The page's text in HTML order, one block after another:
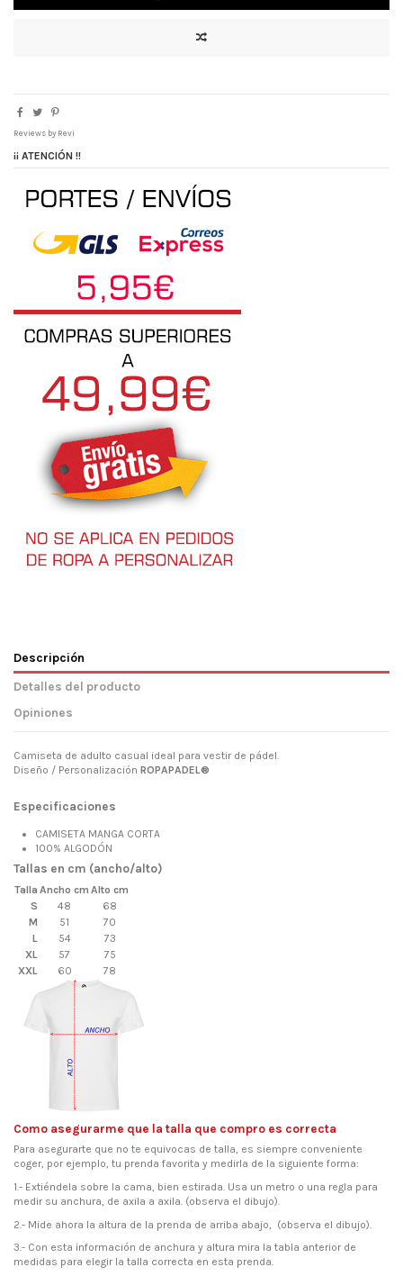
Reviews by Revi
¡¡ ATENCIÓN !!
Descripción
Detalles del producto
Opiniones
Camiseta de adulto casual ideal para vestir de pádel.
Diseño / Personalización ROPAPADEL®
Especificaciones
CAMISETA MANGA CORTA
100% ALGODÓN
Tallas en cm (ancho/alto)
Talla Ancho cm Alto cm
S
48
68
M
51
70
L
54
73
XL
57
75
XXL
60 78
Como asegurarme que la talla que compro es correcta
Para asegurarte que no te equivocas de talla, es siempre conveniente
coger, por ejemplo, tu prenda favorita y medirla de la siguiente forma:
1.- Extiéndela sobre la cama, bien estirada. Usa un metro o una regla para
medir su anchura, de axila a axila. (observa el dibujo).
2.- Mide ahora la altura de la prenda de arriba abajo, (observa el dibujo).
3.- Con esta información de anchura y altura mira la tabla anterior de
medidas para elegir la talla correcta en esta prenda.